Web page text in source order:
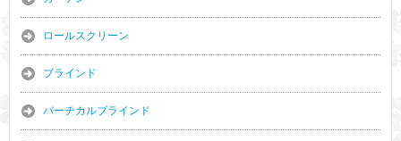
ロールスクリーン
ブラインド
バーチカルブラインド